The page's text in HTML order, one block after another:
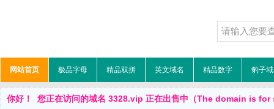
网站首页 极品字母 精品双拼 英文域名 精品数字 豹子
你好！ 您正在访问的域名 3328.vip 正在出售中（The domain is for